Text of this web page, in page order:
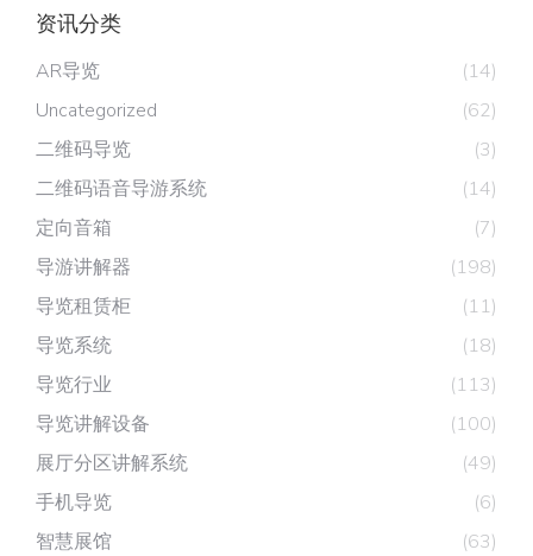
资讯分类
AR导览
(14)
Uncategorized
(62)
二维码导览
(3)
二维码语音导游系统
(14)
定向音箱
(7)
导游讲解器
(198)
导览租赁柜
(11)
导览系统
(18)
导览行业
(113)
导览讲解设备
(100)
展厅分区讲解系统
(49)
手机导览
(6)
智慧展馆
(63)